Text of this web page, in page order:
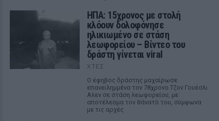
ΗΠΑ: 15χρονος με στολή
κλόουν δολοφόνησε
ηλικιωμένο σε στάση
λεωφορείου – Βίντεο του
δράστη γίνεται viral
ΧΤΕΣ
Ο έφηβος δράστης μαχαίρωσε
επανειλημμένα τον 78χρονο Τζον Γουέσλι
Αλεν σε στάση λεωφορείου, με
αποτέλεσμα τον θάνατό του, σύμφωνα
με τις αρχές